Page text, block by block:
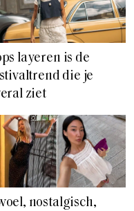
layeren is de
die je
ziet
nostalgisch,